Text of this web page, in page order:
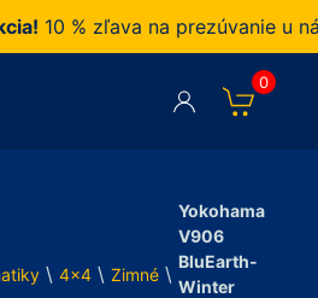
10 % zľava na prezúvanie u nás
0
\ 4x4 \ Zimné \
Yokohama
V906
BluEarth-
Winter